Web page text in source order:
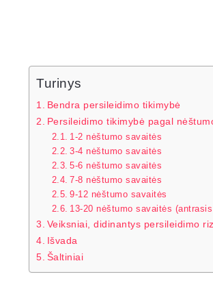
Turinys
Bendra persileidimo tikimybė
Persileidimo tikimybė pagal
1-2 nėštumo savaitės
3-4 nėštumo savaitės
5-6 nėštumo savaitės
7-8 nėštumo savaitės
9-12 nėštumo savaitės
13-20 nėštumo savaitės
Veiksniai, didinantys persileidimo
Išvada
Šaltiniai